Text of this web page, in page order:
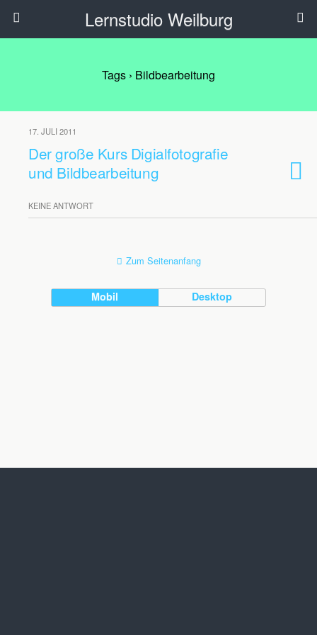
Lernstudio Weilburg
Tags › Bildbearbeitung
17. JULI 2011
Der große Kurs Digialfotografie
und Bildbearbeitung
KEINE ANTWORT
Zum Seitenanfang
Mobil Desktop